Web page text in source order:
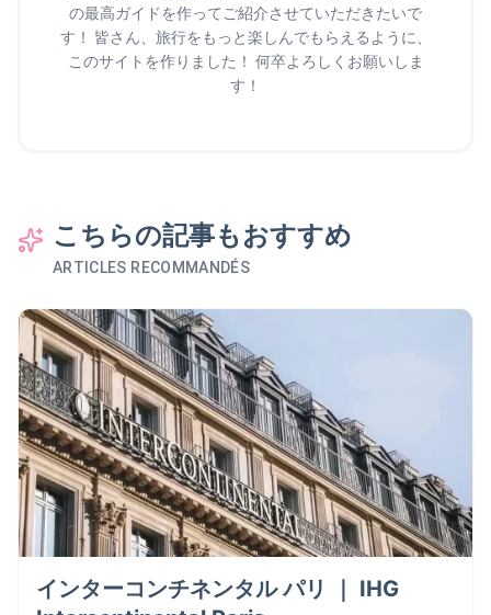
の最高ガイドを作ってご紹介させていただきたいで
す！ 皆さん、旅行をもっと楽しんでもらえるように、
このサイトを作りました！ 何卒よろしくお願いしま
す！
こちらの記事もおすすめ
ARTICLES RECOMMANDÉS
インターコンチネンタル パリ ｜ IHG